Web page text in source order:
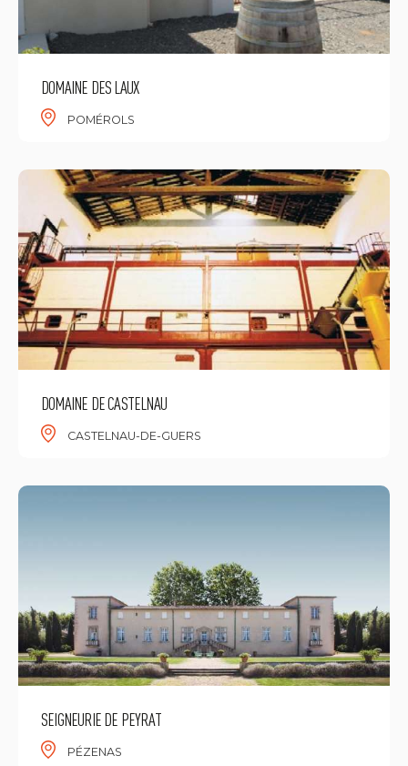
DOMAINE DES LAUX
POMÉROLS
DOMAINE DE CASTELNAU
CASTELNAU-DE-GUERS
SEIGNEURIE DE PEYRAT
PÉZENAS